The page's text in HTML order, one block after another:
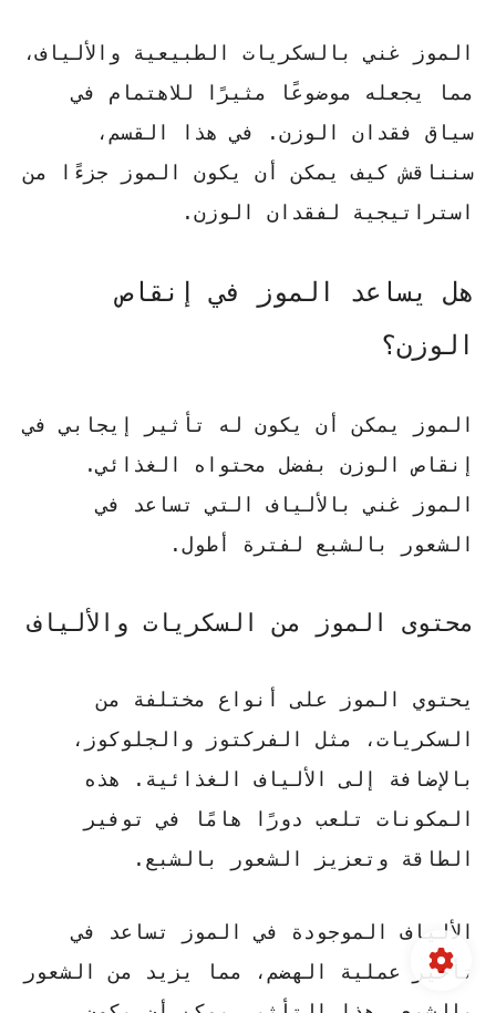
الموز غني بالسكريات الطبيعية والألياف،
مما يجعله موضوعًا مثيرًا للاهتمام في
سياق فقدان الوزن. في هذا القسم،
سنناقش كيف يمكن أن يكون الموز جزءًا من
استراتيجية لفقدان الوزن.
هل يساعد الموز في إنقاص
الوزن؟
الموز يمكن أن يكون له تأثير إيجابي في
إنقاص الوزن بفضل محتواه الغذائي.
الموز غني بالأليافالتي تساعد في
الشعور بالشبع لفترة أطول.
محتوى الموز من السكريات والألياف
يحتوي الموز على أنواع مختلفة من
السكريات، مثل الفركتوز والجلوكوز،
بالإضافة إلى الألياف الغذائية. هذه
المكونات تلعب دورًا هامًا في توفير
الطاقة وتعزيز الشعور بالشبع.
الألياف الموجودة في الموز تساعد في
تأخير عملية الهضم، مما يزيد من الشعور